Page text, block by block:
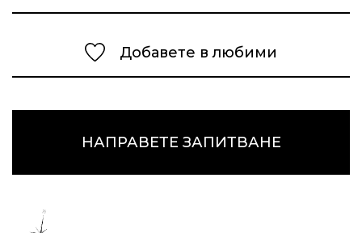
Добавете в любими
НАПРАВЕТЕ ЗАПИТВАНЕ